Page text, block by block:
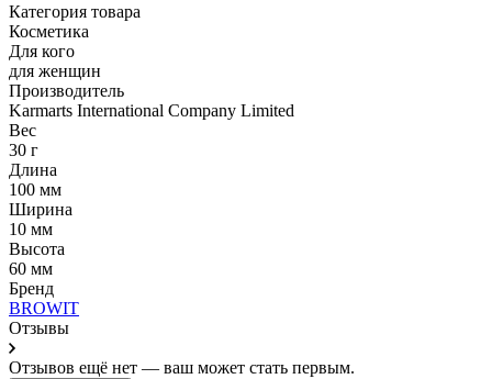
Категория товара
Косметика
Для кого
для женщин
Производитель
Karmarts International Company Limited
Вес
30 г
Длина
100 мм
Ширина
10 мм
Высота
60 мм
Бренд
BROWIT
Отзывы
Отзывов ещё нет — ваш может стать первым.